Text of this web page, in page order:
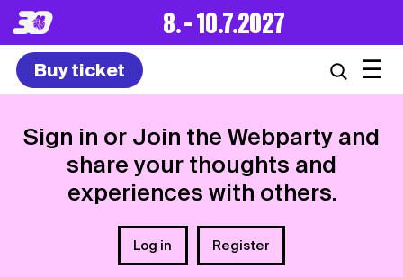
8. – 10.7.2027
Buy ticket ☰
Sign in or Join the Webparty and
share your thoughts and
experiences with others.
Log in Register